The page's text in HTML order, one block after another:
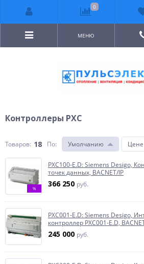
МЕНЮ
Контроллеры PXC
Товаров: 18 По: Умолчанию Цене
%
PXC100-E.D: Siemens Desigo,
точек данных, BACNET/IP
366 250 руб.
PXC001-E.D: Siemens Desigo,
контроллер PXC001-E.D,
245 000 руб.
0